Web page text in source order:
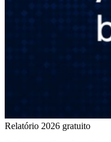
Relatório 2026 gratuito